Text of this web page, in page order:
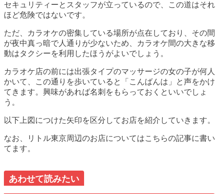
セキュリティーとスタッフが立っているので、この道はそれ
ほど危険ではないです。
ただ、カラオケの密集している場所が点在しており、その間
が夜中真っ暗で人通りが少ないため、カラオケ間の大きな移
動はタクシーを利用したほうがよいでしょう。
カラオケ店の前には出張タイプのマッサージの女の子が何人
かいて、この通りを歩いていると「こんばんは」と声をかけ
てきます。興味があれば名刺をもらっておくといいでしょ
う。
以下上図につけた矢印を区分してお店を紹介していきます。
なお、リトル東京周辺のお店についてはこちらの記事に書い
てます。
あわせて読みたい